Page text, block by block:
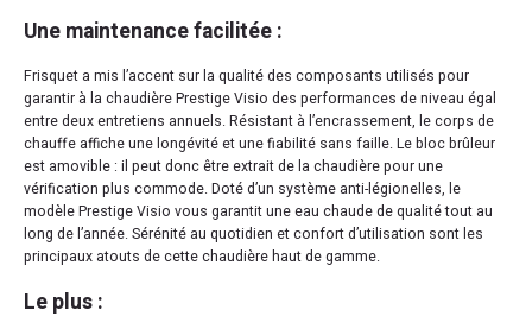
Une maintenance facilitée :
Frisquet a mis l’accent sur la qualité des composants utilisés pour
garantir à la chaudière Prestige Visio des performances de niveau égal
entre deux entretiens annuels. Résistant à l’encrassement, le corps de
chauffe affiche une longévité et une fiabilité sans faille. Le bloc brûleur
est amovible : il peut donc être extrait de la chaudière pour une
vérification plus commode. Doté d’un système anti-légionelles, le
modèle Prestige Visio vous garantit une eau chaude de qualité tout au
long de l’année. Sérénité au quotidien et confort d’utilisation sont les
principaux atouts de cette chaudière haut de gamme.
Le plus :